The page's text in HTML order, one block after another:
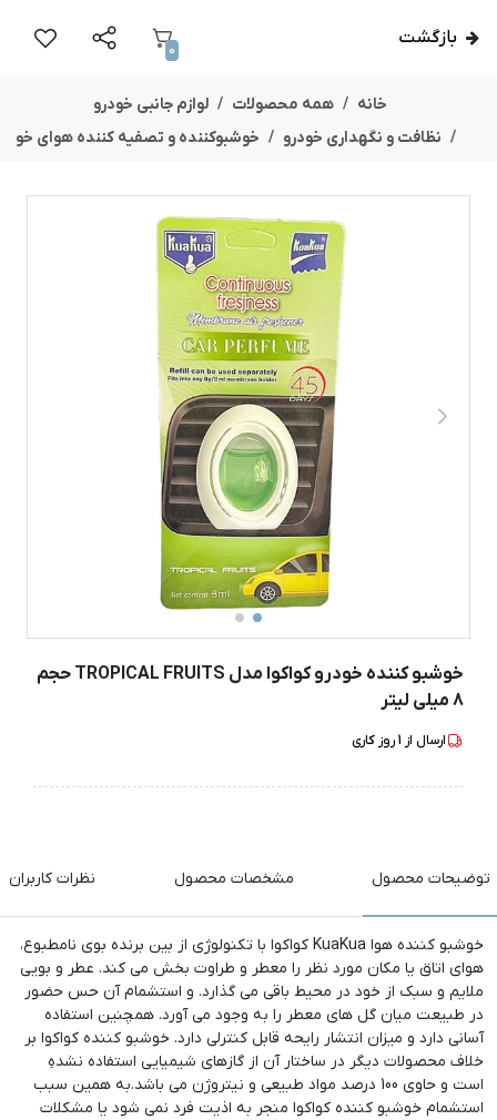
بازگشت
0
خانه همه محصولات
لوازم جانبی خودرو
نظافت و نگهداری خودرو
خوشبوکننده و تصفیه کننده هوای خو
خوشبو کننده خودرو کواکوا مدل TROPICAL FRUITS حجم
8 میلی لیتر
ارسال از 1روز کاری
توضیحات محصول مشخصات محصول نظرات کاربران
خوشبو کننده هوا KuaKua کواکوا با تکنولوژی از بین برنده بوی نامطبوع،
هوای اتاق یا مکان مورد نظر را معطر و طراوت بخش می کند. عطر و بویی
ملایم و سبک از خود در محیط باقی می گذارد. و استشمام آن حس حضور
در طبیعت میان گل های معطر را به وجود می آورد. همچنین استفاده
آسانی دارد و میزان انتشار رایحه قابل کنترلی دارد. خوشبو کننده کواکوا بر
خلاف محصولات دیگر در ساختار آن از گازهای شیمیایی استفاده نشدهِ
است و حاوی 100 درصد مواد طبیعی و نیتروژن می باشد.به همین سبب
استشمام خوشبو کننده کواکوا منجر به اذیت فرد نمی شود یا مشکلات